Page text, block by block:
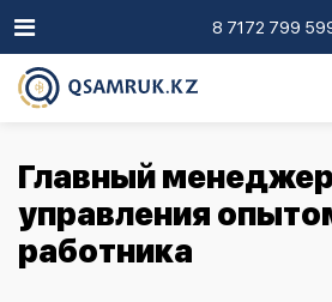
8 7172 799
Главный
управления
работника